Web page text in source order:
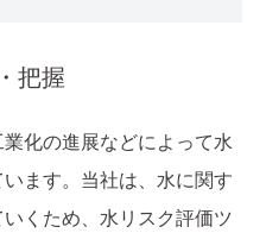
把握
化の進展などによって水
ます。当社は、水に関す
くため、水リスク評価ツ